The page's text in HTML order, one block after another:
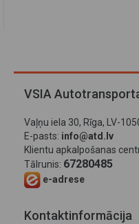
VSIA
Vaļņu iela 30, Rīga, LV-
E-pasts: info@atd.lv
Klientu apkalpošanas
Tālrunis: 67280485
e-adrese
Kontaktinformācija